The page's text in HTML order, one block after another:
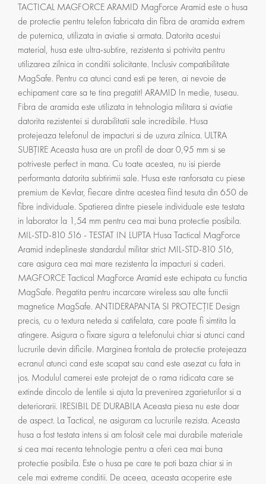
TACTICAL MAGFORCE ARAMID MagForce Aramid este o husa
de protectie pentru telefon fabricata din fibra de aramida extrem
de puternica, utilizata in aviatie si armata. Datorita acestui
material, husa este ultra-subtire, rezistenta si potrivita pentru
utilizarea zilnica in conditii solicitante. Inclusiv compatibilitate
MagSafe. Pentru ca atunci cand esti pe teren, ai nevoie de
echipament care sa te tina pregatit! ARAMID In medie, tuseau.
Fibra de aramida este utilizata in tehnologia militara si aviatie
datorita rezistentei si durabilitatii sale incredibile. Husa
protejeaza telefonul de impacturi si de uzura zilnica. ULTRA
SUBȚIRE Aceasta husa are un profil de doar 0,95 mm si se
potriveste perfect in mana. Cu toate acestea, nu isi pierde
performanta datorita subtirimii sale. Husa este ranforsata cu piese
premium de Kevlar, fiecare dintre acestea fiind tesuta din 650 de
fibre individuale. Spatierea dintre piesele individuale este testata
in laborator la 1,54 mm pentru cea mai buna protectie posibila.
MIL-STD-810 516 - TESTAT IN LUPTA Husa Tactical MagForce
Aramid indeplineste standardul militar strict MIL-STD-810 516,
care asigura cea mai mare rezistenta la impacturi si caderi.
MAGFORCE Tactical MagForce Aramid este echipata cu functia
MagSafe. Pregatita pentru incarcare wireless sau alte functii
magnetice MagSafe. ANTIDERAPANTA SI PROTECȚIE Design
precis, cu o textura neteda si catifelata, care poate fi simtita la
atingere. Asigura o fixare sigura a telefonului chiar si atunci cand
lucrurile devin dificile. Marginea frontala de protectie protejeaza
ecranul atunci cand este scapat sau cand este asezat cu fata in
jos. Modulul camerei este protejat de o rama ridicata care se
extinde dincolo de lentile si ajuta la prevenirea zgarieturilor si a
deteriorarii. IRESIBIL DE DURABILA Aceasta piesa nu este doar
de aspect. La Tactical, ne asiguram ca lucrurile rezista. Aceasta
husa a fost testata intens si am folosit cele mai durabile materiale
si cea mai recenta tehnologie pentru a oferi cea mai buna
protectie posibila. Este o husa pe care te poti baza chiar si in
cele mai extreme conditii. De aceea, aceasta acoperire este